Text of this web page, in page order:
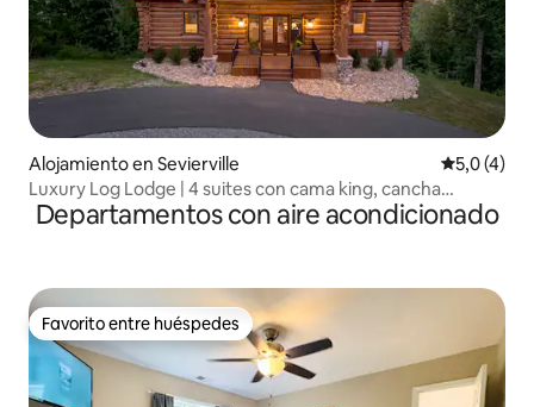
Alojamiento en Sevierville
5,0 (4)
Luxury Log Lodge | 4 suites con cama king, cancha
deportiva, jacuzzi
Departamentos con aire acondicionado
Favorito entre huéspedes
Favorito entre huéspedes